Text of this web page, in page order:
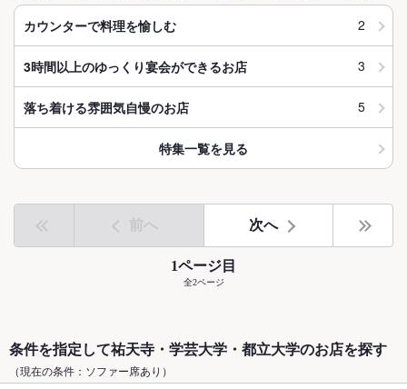
カウンターで料理を愉しむ 2
3時間以上のゆっくり宴会ができるお店 3
落ち着ける雰囲気自慢のお店 5
特集一覧を見る
前へ 次へ
1ページ目
全2ページ
条件を指定して祐天寺・学芸大学・都立大学のお店を探す
（現在の条件：ソファー席あり）